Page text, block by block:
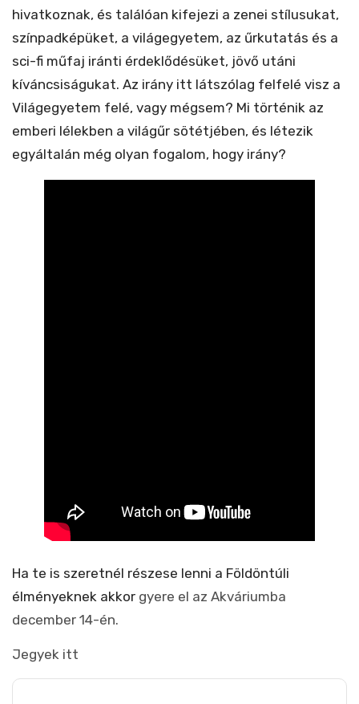
hivatkoznak, és találóan kifejezi a zenei stílusukat,
színpadképüket, a világegyetem, az űrkutatás és a
sci-fi műfaj iránti érdeklődésüket, jövő utáni
kíváncsiságukat. Az irány itt látszólag felfelé visz a
Világegyetem felé, vagy mégsem? Mi történik az
emberi lélekben a világűr sötétjében, és létezik
egyáltalán még olyan fogalom, hogy irány?
Ha te is szeretnél részese lenni a Földöntúli
élményeknek akkor gyere el az Akváriumba
december 14-én.
Jegyek itt